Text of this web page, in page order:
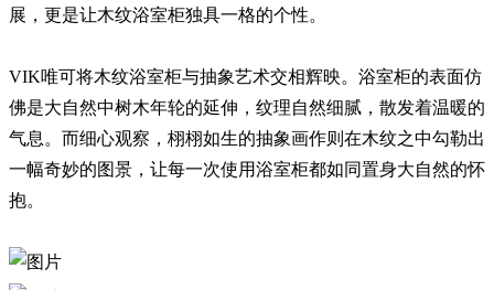
展，更是让木纹浴室柜独具一格的个性。
VIK唯可将木纹浴室柜与抽象艺术交相辉映。浴室柜的表面仿
佛是大自然中树木年轮的延伸，纹理自然细腻，散发着温暖的
气息。而细心观察，栩栩如生的抽象画作则在木纹之中勾勒出
一幅奇妙的图景，让每一次使用浴室柜都如同置身大自然的怀
抱。